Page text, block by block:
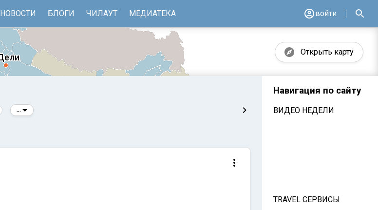
НОВОСТИ БЛОГИ ЧИЛАУТ МЕДИАТЕКА войти
Открыть карту
Навигация по сайту
ВИДЕО НЕДЕЛИ
TRAVEL СЕРВИСЫ